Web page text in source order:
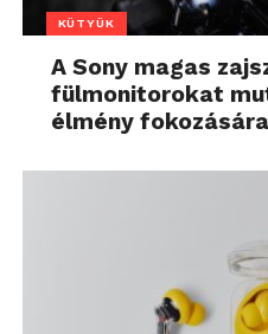
KÜTYÜK
A Sony magas
fülmonitorokat
élmény fokozására